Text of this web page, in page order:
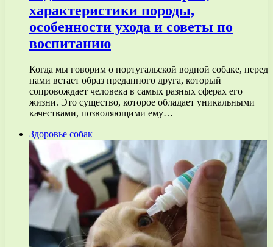
характеристики породы,
особенности ухода и советы по
воспитанию
Когда мы говорим о португальской водной собаке, перед
нами встает образ преданного друга, который
сопровождает человека в самых разных сферах его
жизни. Это существо, которое обладает уникальными
качествами, позволяющими ему…
Здоровье собак